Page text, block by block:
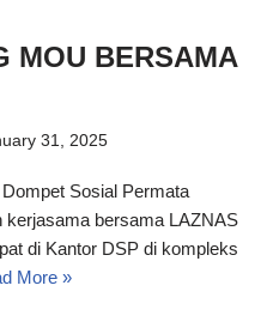
MOU BERSAMA
31, 2025
Sosial Permata
kerjasama bersama LAZNAS
di Kantor DSP di kompleks
More »